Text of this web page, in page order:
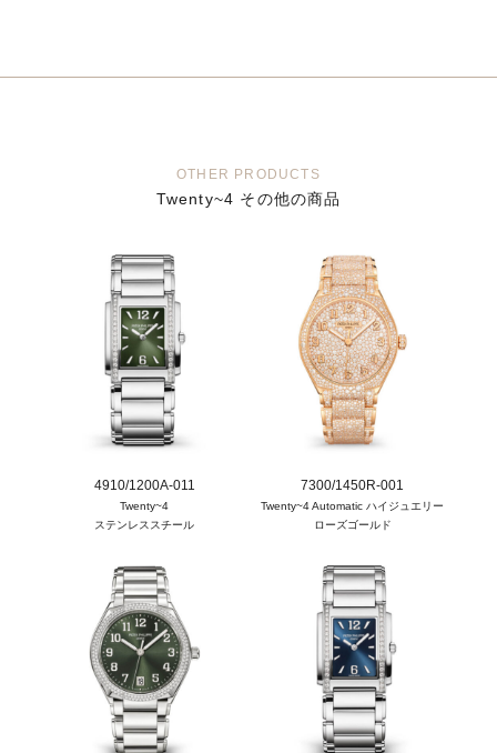
OTHER PRODUCTS
Twenty~4 その他の商品
4910/1200A-011
Twenty~4
ステンレススチール
7300/1450R-001
Twenty~4 Automatic ハイジュエリー
ローズゴールド